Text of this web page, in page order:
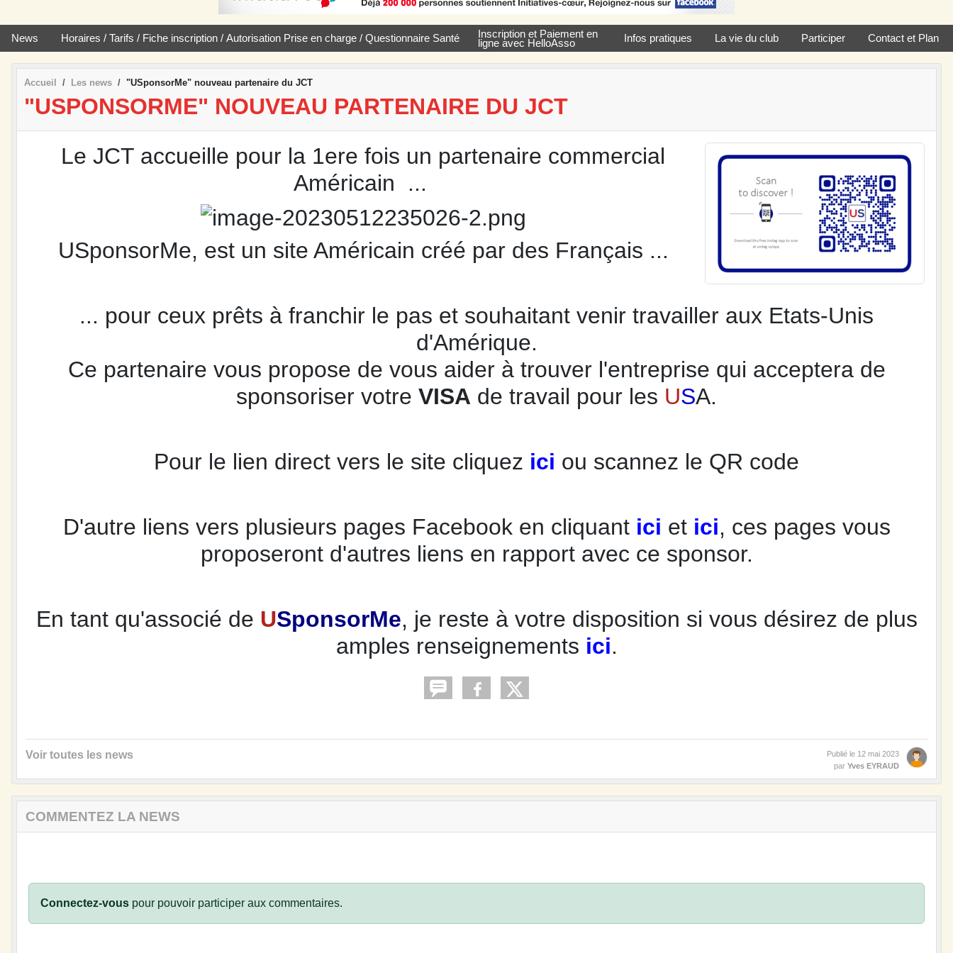
News Horaires / Tarifs / Fiche inscription / Autorisation Prise en charge / Questionnaire Santé Inscription et Paiement en
ligne avec HelloAsso Infos pratiques La vie du club Participer Contact et Plan
Accueil Les news "USponsorMe" nouveau partenaire du JCT
"USPONSORME" NOUVEAU PARTENAIRE DU JCT
Le JCT accueille pour la 1ere fois un partenaire commercial
Américain ...
USponsorMe, est un site Américain créé par des Français ...
... pour ceux prêts à franchir le pas et souhaitant venir travailler aux Etats-Unis
d'Amérique.
Ce partenaire vous propose de vous aider à trouver l'entreprise qui acceptera de
sponsoriser votre VISA de travail pour les USA.
Pour le lien direct vers le site cliquez ici ou scannez le QR code
D'autre liens vers plusieurs pages Facebook en cliquant ici et ici, ces pages vous
proposeront d'autres liens en rapport avec ce sponsor.
En tant qu'associé de USponsorMe, je reste à votre disposition si vous désirez de plus
amples renseignements ici.
Voir toutes les news Publié le 12 mai 2023
par Yves EYRAUD
COMMENTEZ LA NEWS
Connectez-vous pour pouvoir participer aux commentaires.